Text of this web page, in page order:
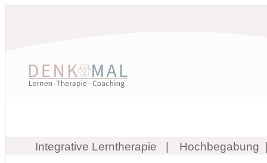
Integrative Lerntherapie Hochbegabung